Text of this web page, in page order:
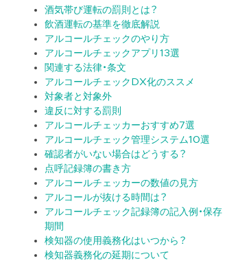
酒気帯び運転の罰則とは？
飲酒運転の基準を徹底解説
アルコールチェックのやり方
アルコールチェックアプリ13選
関連する法律・条文
アルコールチェックDX化のススメ
対象者と対象外
違反に対する罰則
アルコールチェッカーおすすめ7選
アルコールチェック管理システム10選
確認者がいない場合はどうする？
点呼記録簿の書き方
アルコールチェッカーの数値の見方
アルコールが抜ける時間は？
アルコールチェック記録簿の記入例・保存
期間
検知器の使用義務化はいつから？
検知器義務化の延期について